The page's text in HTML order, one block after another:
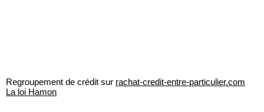
Regroupement de crédit sur rachat-credit-entre-particulier.com
La loi Hamon